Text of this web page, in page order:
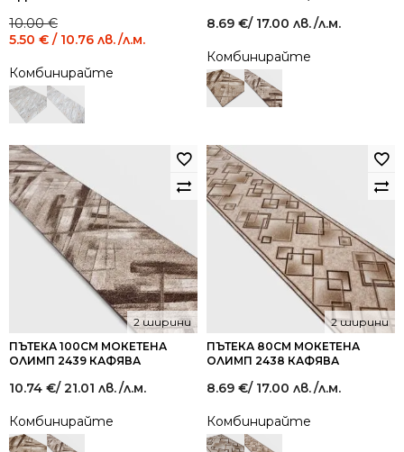
10.00€
Original
price
10.00 €
/
19.56
лв..
5.50 € / 10.76 лв.
Current
price
5.50 €
/
10.76
лв..
/л.м.
Комбинирайте
8.69 €/ 17.00 лв./л.м.
Комбинирайте
ПЪТЕКА 100СМ МОКЕТЕНА
ОЛИМП 2439 КАФЯВА
2 ширини
10.74 €/ 21.01 лв./л.м.
Комбинирайте
ПЪТЕКА 80СМ МОКЕТЕНА
ОЛИМП 2438 КАФЯВА
2 ширини
8.69 €/ 17.00 лв./л.м.
Комбинирайте